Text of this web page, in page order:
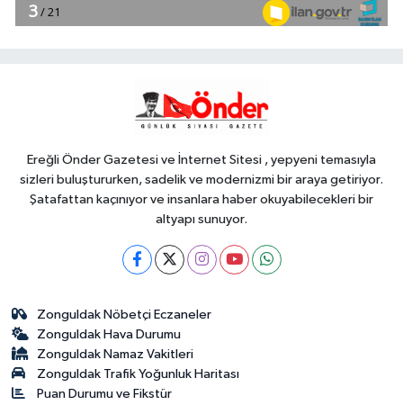
18:48 .
Ereğli Önder Gazetesi ve İnternet Sitesi , yepyeni temasıyla
sizleri buluştururken, sadelik ve modernizmi bir araya getiriyor.
Şatafattan kaçınıyor ve insanlara haber okuyabilecekleri bir
altyapı sunuyor.
Zonguldak Nöbetçi Eczaneler
Zonguldak Hava Durumu
Zonguldak Namaz Vakitleri
Zonguldak Trafik Yoğunluk Haritası
Puan Durumu ve Fikstür